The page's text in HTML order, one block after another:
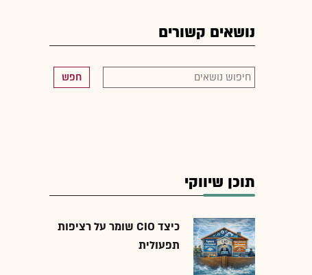
נושאים קשורים
חפש
תוכן שיווקי
כיצד CIO שומר על רציפות
תפעולית